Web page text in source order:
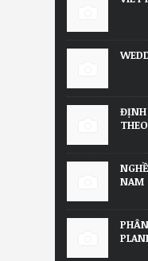
ĐỊNH
NAM